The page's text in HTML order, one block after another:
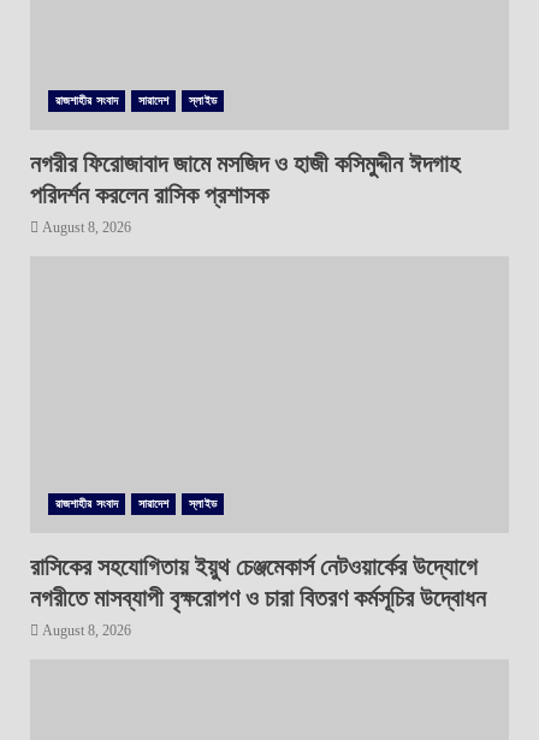
রাজশাহীর সংবাদ সারাদেশ স্লাইড
নগরীর ফিরোজাবাদ জামে মসজিদ ও হাজী কসিমুদ্দীন ঈদগাহ
পরিদর্শন করলেন রাসিক প্রশাসক
August 8, 2026
রাজশাহীর সংবাদ সারাদেশ স্লাইড
রাসিকের সহযোগিতায় ইয়ুথ চেঞ্জমেকার্স নেটওয়ার্কের উদ্যোগে
নগরীতে মাসব্যাপী বৃক্ষরোপণ ও চারা বিতরণ কর্মসূচির উদ্বোধন
August 8, 2026